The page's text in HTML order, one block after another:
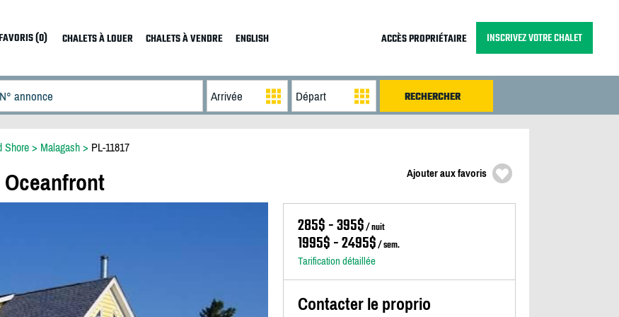
(0) CHALETS À LOUER CHALETS À VENDRE ENGLISH ACCÈS PROPRIÉTAIRE INSCRIVEZ VOTRE CHALET
Shore> Malagash> PL-11817
Ajouter aux favoris
285$ - 395$/ nuit
1995$ - 2495$/ sem.
Tarification détaillée
Contacter le proprio